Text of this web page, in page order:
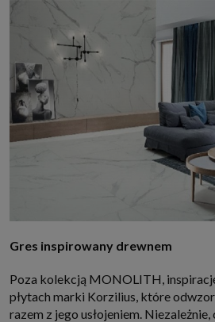
Gres inspirowany drewnem
Poza kolekcją MONOLITH,
płytach marki Korzilius, które
razem z jego usłojeniem. Niezależnie,